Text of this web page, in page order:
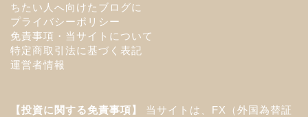
ちたい人へ向けたブログに
プライバシーポリシー
免責事項・当サイトについて
特定商取引法に基づく表記
運営者情報
【投資に関する免責事項】
当サイトは、FX（外国為替証